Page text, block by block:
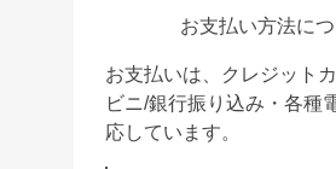
お支払い方法に
お支払いは、クレジット
ビニ/銀行振り込み・各種
応しています。